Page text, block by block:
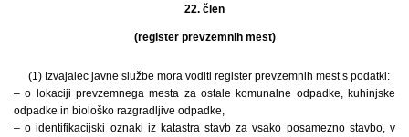
22. člen
(register prevzemnih mest)
(1) Izvajalec javne službe mora voditi register prevzemnih mest s podatki:
– o lokaciji prevzemnega mesta za ostale komunalne odpadke, kuhinjske
odpadke in biološko razgradljive odpadke,
– o identifikacijski oznaki iz katastra stavb za vsako posamezno stavbo, v